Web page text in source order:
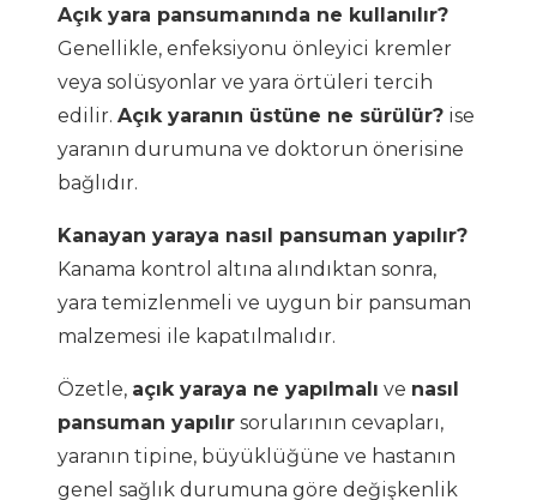
Açık yara pansumanında ne kullanılır?
Genellikle, enfeksiyonu önleyici kremler
veya solüsyonlar ve yara örtüleri tercih
edilir. Açık yaranın üstüne ne sürülür? ise
yaranın durumuna ve doktorun önerisine
bağlıdır.
Kanayan yaraya nasıl pansuman yapılır?
Kanama kontrol altına alındıktan sonra,
yara temizlenmeli ve uygun bir pansuman
malzemesi ile kapatılmalıdır.
Özetle, açık yaraya ne yapılmalı ve nasıl
pansuman yapılır sorularının cevapları,
yaranın tipine, büyüklüğüne ve hastanın
genel sağlık durumuna göre değişkenlik